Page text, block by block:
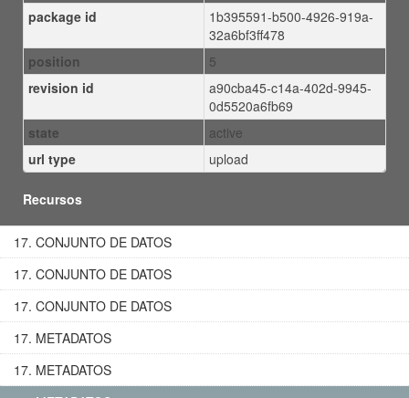
package id
1b395591-b500-4926-919a-
32a6bf3ff478
position
5
revision id
a90cba45-c14a-402d-9945-
0d5520a6fb69
state
active
url type
upload
Recursos
17. CONJUNTO DE DATOS
17. CONJUNTO DE DATOS
17. CONJUNTO DE DATOS
17. METADATOS
17. METADATOS